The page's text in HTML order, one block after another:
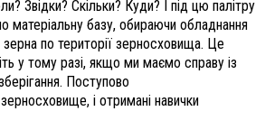
Звідки? Скільки? Куди? І під цю палітру
матеріальну базу, обираючи обладнання
по території зерносховища. Це
у тому разі, якщо ми маємо справу із
Поступово
і отримані навички